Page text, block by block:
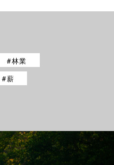
林業
薪